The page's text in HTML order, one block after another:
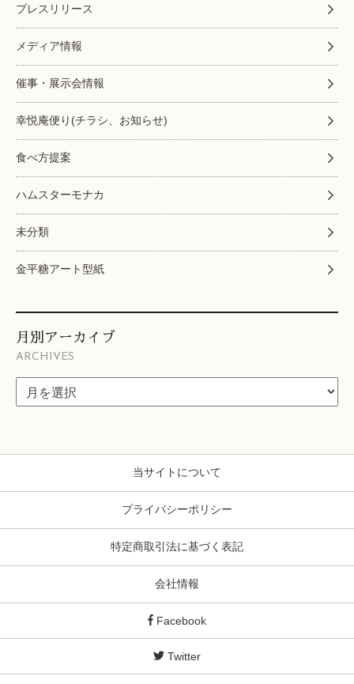
プレスリリース
メディア情報
催事・展示会情報
幸悦庵便り(チラシ、お知らせ)
食べ方提案
ハムスターモナカ
未分類
金平糖アート型紙
月別アーカイブ
ARCHIVES
当サイトについて
プライバシーポリシー
特定商取引法に基づく表記
会社情報
Facebook
Twitter